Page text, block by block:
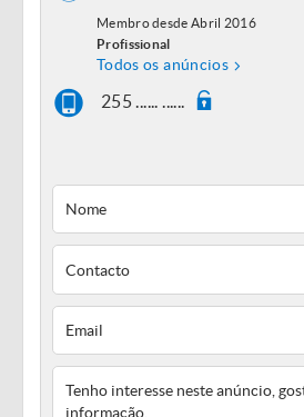
Membro desde Abril 2016
Profissional
Todos os anúncios
255 ...... ......